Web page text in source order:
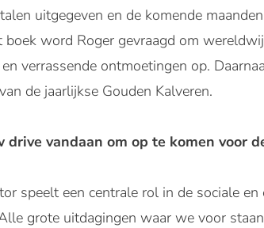
uitgegeven en de komende
boek word Roger gevraagd om
verrassende ontmoetingen op.
de jaarlijkse Gouden Kalveren.
drive vandaan om op te komen voor
speelt een centrale rol in de sociale
grote uitdagingen waar we voor